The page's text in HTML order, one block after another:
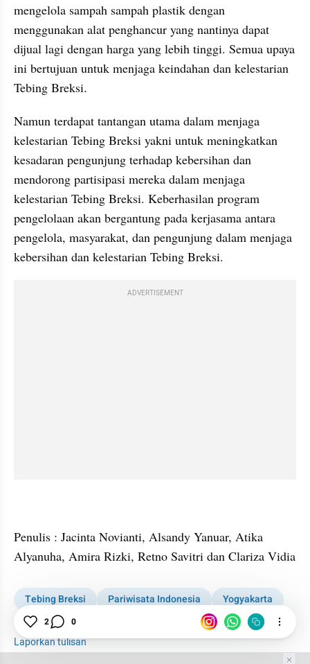
mengelola sampah sampah plastik dengan
menggunakan alat penghancur yang nantinya dapat
dijual lagi dengan harga yang lebih tinggi. Semua upaya
ini bertujuan untuk menjaga keindahan dan kelestarian
Tebing Breksi.
Namun terdapat tantangan utama dalam menjaga
kelestarian Tebing Breksi yakni untuk meningkatkan
kesadaran pengunjung terhadap kebersihan dan
mendorong partisipasi mereka dalam menjaga
kelestarian Tebing Breksi. Keberhasilan program
pengelolaan akan bergantung pada kerjasama antara
pengelola, masyarakat, dan pengunjung dalam menjaga
kebersihan dan kelestarian Tebing Breksi.
ADVERTISEMENT
Penulis : Jacinta Novianti, Alsandy Yanuar, Atika
Alyanuha, Amira Rizki, Retno Savitri dan Clariza Vidia
Tebing Breksi Pariwisata Indonesia
Yogyakarta
Program
Laporkan tulisan
2 0